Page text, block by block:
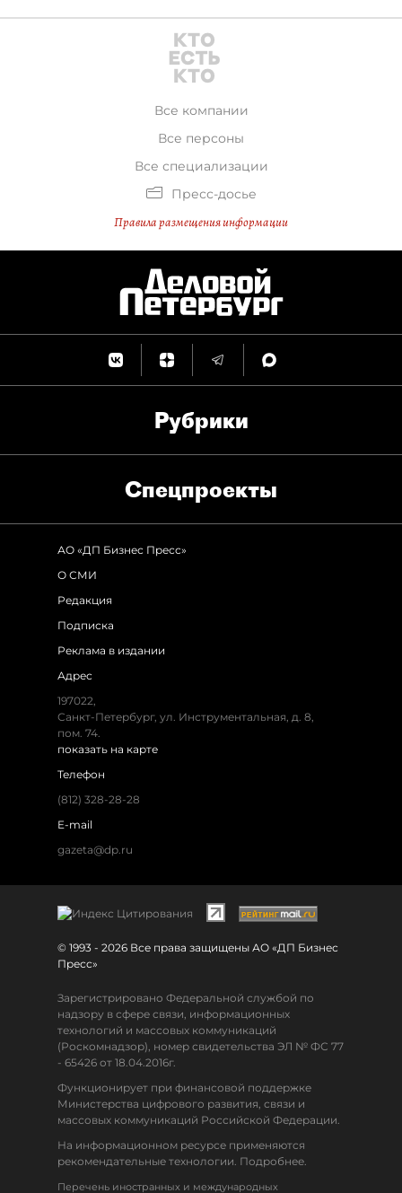
Все компании
Все персоны
Все специализации
Пресс-досье
Правила размещения информации
Рубрики
Спец­проекты
АО «ДП Бизнес Пресс»
О СМИ
Редакция
Подписка
Реклама в издании
Адрес
197022,
Санкт-Петербург, ул. Инструментальная, д. 8,
пом. 74.
показать на карте
Телефон
(812) 328-28-28
E-mail
gazeta@dp.ru
© 1993 - 2026 Все права защищены АО «ДП Бизнес
Пресс»
Зарегистрировано Федеральной службой по
надзору в сфере связи, информационных
технологий и массовых коммуникаций
(Роскомнадзор), номер свидетельства ЭЛ № ФС 77
- 65426 от 18.04.2016г.
Функционирует при финансовой поддержке
Министерства цифрового развития, связи и
массовых коммуникаций Российской Федерации.
На информационном ресурсе применяются
рекомендательные технологии. Подробнее.
Перечень иностранных и международных